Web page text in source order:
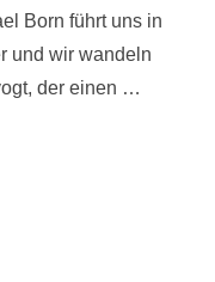
Born führt uns in
und wir wandeln
der einen …